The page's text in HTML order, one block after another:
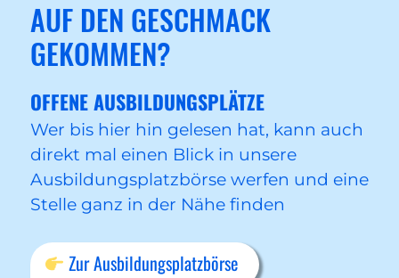
AUF DEN GESCHMACK
GEKOMMEN?
OFFENE AUSBILDUNGSPLÄTZE
Wer bis hier hin gelesen hat, kann auch
direkt mal einen Blick in unsere
Ausbildungsplatzbörse werfen und eine
Stelle ganz in der Nähe finden
Zur Ausbildungsplatzbörse